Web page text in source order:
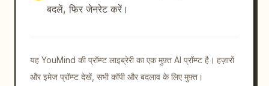
बदलें, फिर जेनरेट करें।
यह YouMind की प्रॉम्प्ट लाइब्रेरी का एक मुफ़्त AI प्रॉम्प्ट है। हज़ारों
और इमेज प्रॉम्प्ट देखें, सभी कॉपी और बदलाव के लिए मुफ़्त।